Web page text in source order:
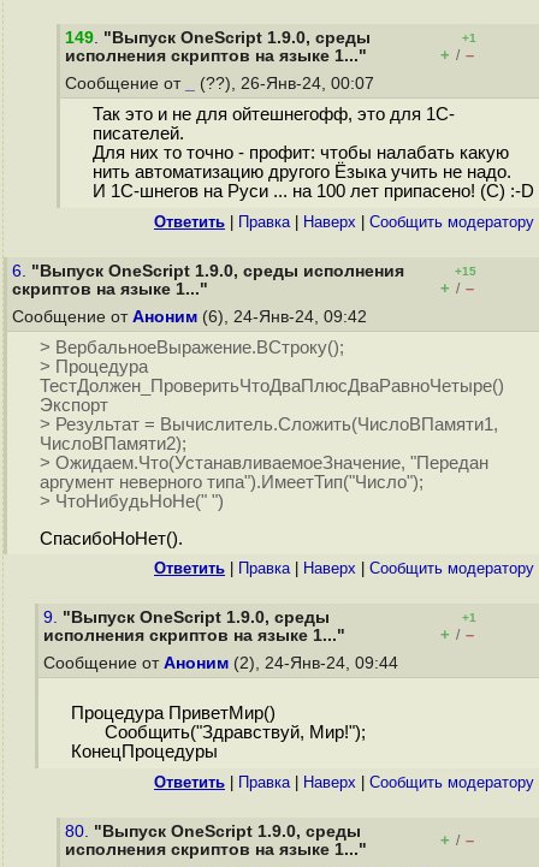
149. "Выпуск OneScript 1.9.0, среды
исполнения скриптов на языке 1..."
+1
+ / –
Сообщение от
(??), 26-Янв-24, 00:07
Так это и не для ойтешнегофф, это для 1С-
писателей.
Для них то точно - профит: чтобы налабать какую
нить автоматизацию другого Ёзыка учить не надо.
И 1С-шнегов на Руси ... на 100 лет припасено! (С) :-D
Ответить Правка| Наверх Cообщить модератору
6. "Выпуск OneScript 1.9.0, среды исполнения
скриптов на языке 1..."
+15
+ / –
Сообщение от Аноним (6), 24-Янв-24, 09:42
> ВербальноеВыражение.ВСтроку();
> Процедура
ТестДолжен_ПроверитьЧтоДваПлюсДваРавноЧетыре()
Экспорт
> Результат = Вычислитель.Сложить(ЧислоВПамяти1,
ЧислоВПамяти2);
> Ожидаем.Что(УстанавливаемоеЗначение, "Передан
аргумент неверного типа").ИмеетТип("Число");
> ЧтоНибудьНоНе(" ")
СпасибоНоНет().
Ответить Правка| Наверх Cообщить модератору
9. "Выпуск OneScript 1.9.0, среды
исполнения скриптов на языке 1..."
+1
+ / –
Сообщение от Аноним (2), 24-Янв-24, 09:44
Процедура ПриветМир()
Сообщить("Здравствуй, Мир!");
КонецПроцедуры
Ответить Правка| Наверх Cообщить модератору
80. "Выпуск OneScript 1.9.0, среды
исполнения скриптов на языке 1..."
+ / –